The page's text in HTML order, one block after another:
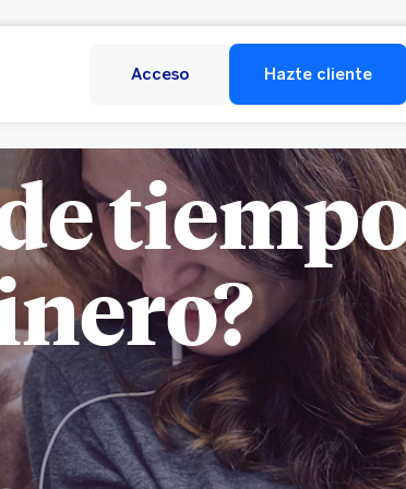
Acceso Hazte cliente